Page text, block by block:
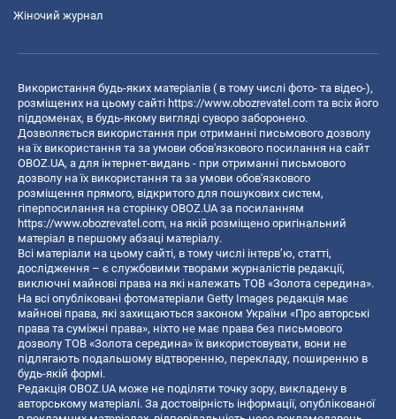
Жіночий журнал
Використання будь-яких матеріалів ( в тому числі фото- та відео-),
розміщених на цьому сайті https://www.obozrevatel.com та всіх його
піддоменах, в будь-якому вигляді суворо заборонено.
Дозволяється використання при отриманні письмового дозволу
на їх використання та за умови обов'язкового посилання на сайт
OBOZ.UA, а для інтернет-видань - при отриманні письмового
дозволу на їх використання та за умови обов'язкового
розміщення прямого, відкритого для пошукових систем,
гіперпосилання на сторінку OBOZ.UA за посиланням
https://www.obozrevatel.com, на якій розміщено оригінальний
матеріал в першому абзаці матеріалу.
Всі матеріали на цьому сайті, в тому числі інтерв’ю, статті,
дослідження – є службовими творами журналістів редакції,
виключні майнові права на які належать ТОВ «Золота середина».
На всі опубліковані фотоматеріали Getty Images редакція має
майнові права, які захищаються законом України «Про авторські
права та суміжні права», ніхто не має права без письмового
дозволу ТОВ «Золота середина» їх використовувати, вони не
підлягають подальшому відтворенню, перекладу, поширенню в
будь-якій формі.
Редакція OBOZ.UA може не поділяти точку зору, викладену в
авторському матеріалі. За достовірність інформації, опублікованої